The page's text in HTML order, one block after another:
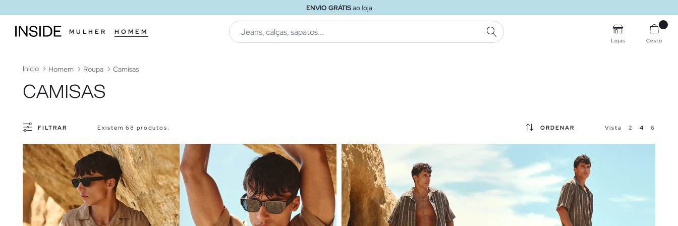
ENVIO GRÁTISao loja
MULHER HOMEM
PESQUISA
Lojas Cesto
Início Homem Roupa Camisas
CAMISAS
FILTRAR Existem 68 produtos. ORDENAR Vista 2 4 6